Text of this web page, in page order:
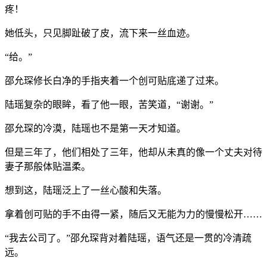
疼！
她低头，只见脚趾破了皮，流下来一丝血迹。
“给。”
邵允琛修长白净的手指夹着一个创可贴底递了过来。
陆瑶复杂的眼眸，看了他一眼，苦笑道，“谢谢。”
邵允琛的冷漠，陆瑶也不是第一天才知道。
但是三年了，他们相处了三年，他却从未真的像一个丈夫对待
妻子那般体贴温柔。
想到这，陆瑶泛上了一丝心酸和失落。
拿着创可贴的手不由得一紧，随后又无能为力的慢慢松开……
“我去公司了。”邵允琛背对着陆瑶，语气还是一贯的冷清疏
远。